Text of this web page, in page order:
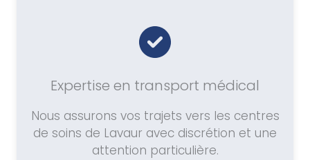
Expertise en transport médical
Nous assurons vos trajets vers les centres
de soins de Lavaur avec discrétion et une
attention particulière.